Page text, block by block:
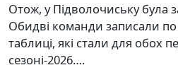
Отож, у Підволочиську була
Обидві команди записали по
таблиці, які стали для обох
сезоні-2026….